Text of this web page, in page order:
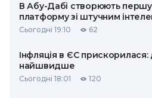
В Абу-Дабі створюють першу
платформу зі штучним
Сьогодні 19:10 62
Інфляція в ЄС
найшвидше
Сьогодні 18:01 120